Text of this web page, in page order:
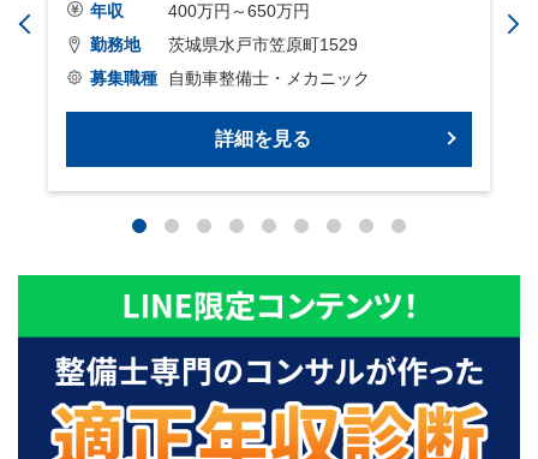
年収
400万円～650万円
勤務地
茨城県水戸市笠原町1529
募集職種
自動車整備士・メカニック
詳細を見る